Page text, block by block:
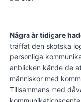
Några år tidigare
träffat den skotska
personliga
anblicken kände de
människor med
Tillsammans med